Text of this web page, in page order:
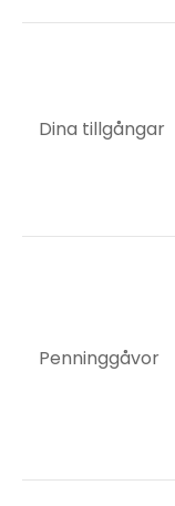
Dina tillgångar
Penninggåvor